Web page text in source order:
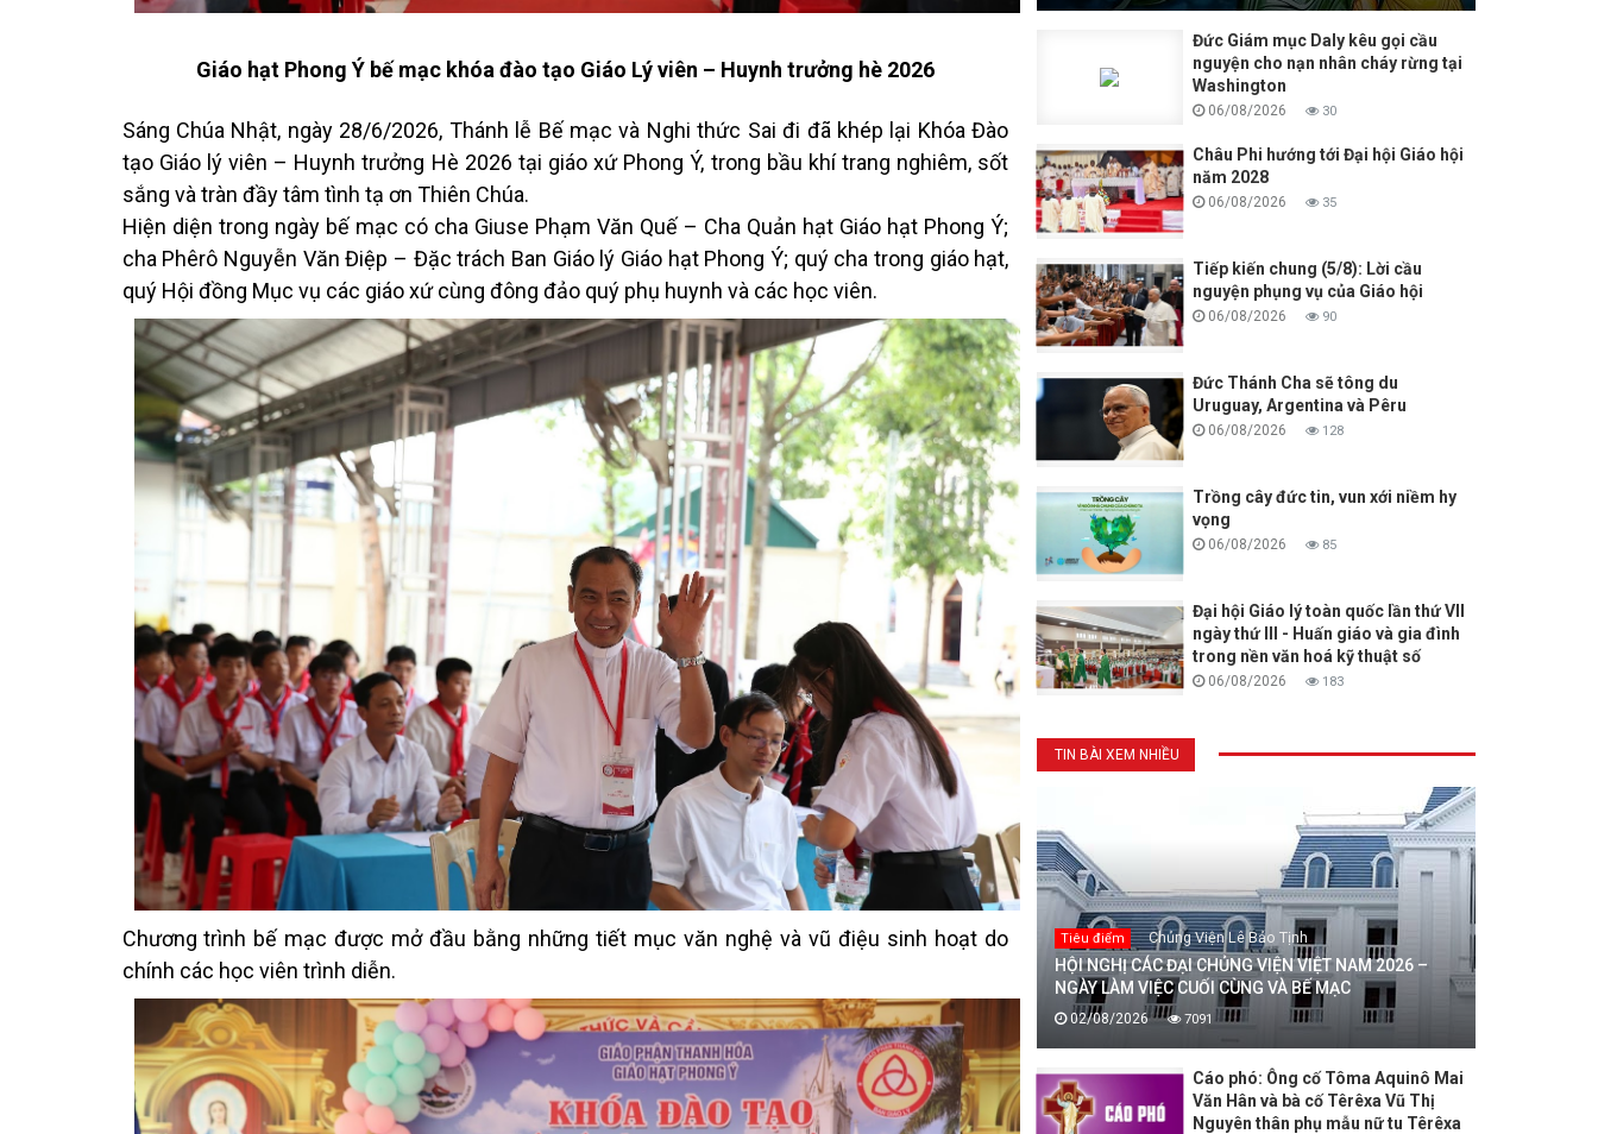
Giáo hạt Phong Ý bế mạc khóa đào tạo Giáo Lý viên – Huynh trưởng hè 2026
Sáng Chúa Nhật, ngày 28/6/2026, Thánh lễ Bế mạc và Nghi thức Sai đi đã khép lại Khóa Đào
tạo Giáo lý viên – Huynh trưởng Hè 2026 tại giáo xứ Phong Ý, trong bầu khí trang nghiêm, sốt
sắng và tràn đầy tâm tình tạ ơn Thiên Chúa.
Hiện diện trong ngày bế mạc có cha Giuse Phạm Văn Quế – Cha Quản hạt Giáo hạt Phong Ý;
cha Phêrô Nguyễn Văn Điệp – Đặc trách Ban Giáo lý Giáo hạt Phong Ý; quý cha trong giáo hạt,
quý Hội đồng Mục vụ các giáo xứ cùng đông đảo quý phụ huynh và các học viên.
Chương trình bế mạc được mở đầu bằng những tiết mục văn nghệ và vũ điệu sinh hoạt do
chính các học viên trình diễn.
Đức Giám mục Daly kêu gọi cầu
nguyện cho nạn nhân cháy rừng tại
Washington
06/08/2026 30
Châu Phi hướng tới Đại hội Giáo hội
năm 2028
06/08/2026 35
Tiếp kiến chung (5/8): Lời cầu
nguyện phụng vụ của Giáo hội
06/08/2026 90
Đức Thánh Cha sẽ tông du
Uruguay, Argentina và Pêru
06/08/2026 128
Trồng cây đức tin, vun xới niềm hy
vọng
06/08/2026 85
Đại hội Giáo lý toàn quốc lần thứ VII
ngày thứ III - Huấn giáo và gia đình
trong nền văn hoá kỹ thuật số
06/08/2026 183
TIN BÀI XEM NHIỀU
Tiêu điểm Chủng Viện Lê Bảo Tịnh
HỘI NGHỊ CÁC ĐẠI CHỦNG VIỆN VIỆT NAM 2026 –
NGÀY LÀM VIỆC CUỐI CÙNG VÀ BẾ MẠC
02/08/2026 7091
Cáo phó: Ông cố Tôma Aquinô Mai
Văn Hân và bà cố Têrêxa Vũ Thị
Nguyên thân phụ mẫu nữ tu Têrêxa